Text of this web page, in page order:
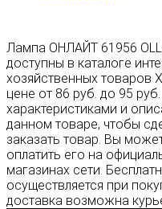
Лампа ОНЛАЙТ 61956
доступны в каталоге
хозяйственных товаров
цене от 86 руб. до 95
характеристиками и
данном товаре, чтобы
заказать товар. Вы
оплатить его на
магазинах сети.
осуществляется при
доставка возможна